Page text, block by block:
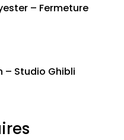
– Fermeture
– Studio Ghibli